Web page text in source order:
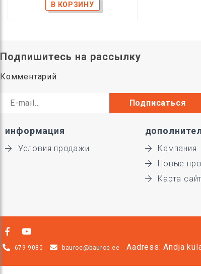
Подпишитесь на рассылку
Комментарий
информация
Условия продажи
Кампания
Новые
Карта
679 9080 bauroc@bauroc.ee Aadress: Andja